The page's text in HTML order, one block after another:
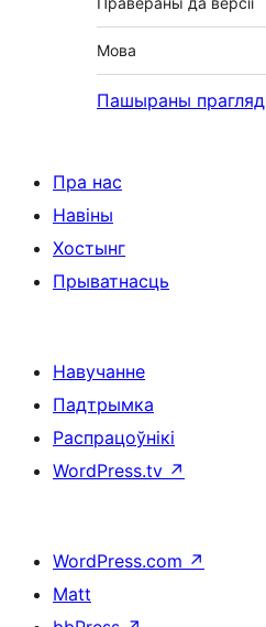
Мова
Пашыраны прагляд
Пра нас
Навіны
Хостынг
Прыватнасць
Навучанне
Падтрымка
Распрацоўнікі
WordPress.tv ↗
WordPress.com ↗
Matt